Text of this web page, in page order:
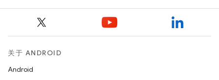
关于 ANDROID
Android